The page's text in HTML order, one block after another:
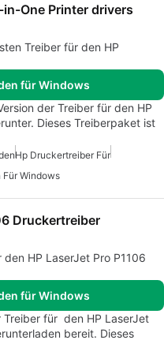
One Printer drivers
Treiber für den HP
für Windows
der Treiber für den HP
Dieses Treiberpaket ist
Hp Druckertreiber Für
Windows
Druckertreiber
HP LaserJet Pro P1106
für Windows
Treiber für den HP LaserJet
bereit. Dieses